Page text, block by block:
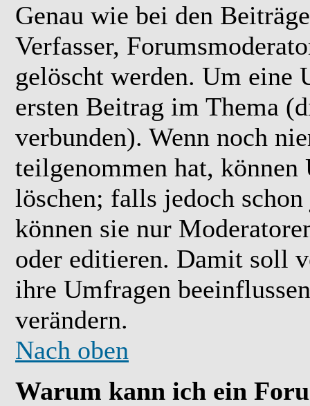
Genau wie bei den
Verfasser,
gelöscht werden. Um eine
ersten Beitrag im Thema
verbunden). Wenn noch
teilgenommen hat,
löschen; falls jedoch
können sie nur
oder editieren. Damit soll
ihre Umfragen
verändern.
Nach oben
Warum kann ich ein